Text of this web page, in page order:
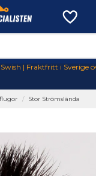
| Fraktfritt i Sverige
Stor Strömslända